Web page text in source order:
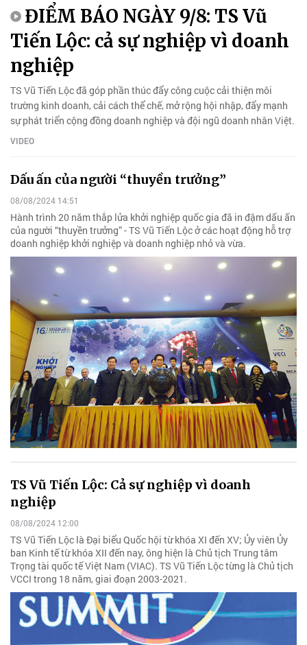
ĐIỂM BÁO NGÀY 9/8: TS Vũ
Tiến Lộc: cả sự nghiệp vì doanh
nghiệp
TS Vũ Tiến Lộc đã góp phần thúc đẩy công cuộc cải thiện môi
trường kinh doanh, cải cách thể chế, mở rộng hội nhập, đẩy mạnh
sự phát triển cộng đồng doanh nghiệp và đội ngũ doanh nhân Việt.
VIDEO
Dấu ấn của người “thuyền trưởng”
08/08/2024 14:51
Hành trình 20 năm thắp lửa khởi nghiệp quốc gia đã in đậm dấu ấn
của người “thuyền trưởng” - TS Vũ Tiến Lộc ở các hoạt động hỗ trợ
doanh nghiệp khởi nghiệp và doanh nghiệp nhỏ và vừa.
TS Vũ Tiến Lộc: Cả sự nghiệp vì doanh
nghiệp
08/08/2024 12:00
TS Vũ Tiến Lộc là Đại biểu Quốc hội từ khóa XI đến XV; Ủy viên Ủy
ban Kinh tế từ khóa XII đến nay, ông hiện là Chủ tịch Trung tâm
Trọng tài quốc tế Việt Nam (VIAC). TS Vũ Tiến Lộc từng là Chủ tịch
VCCI trong 18 năm, giai đoạn 2003-2021.